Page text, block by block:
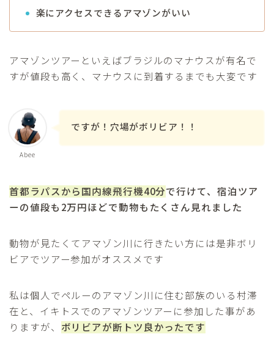
楽にアクセスできるアマゾンがいい
アマゾンツアーといえばブラジルのマナウスが有名で
すが値段も高く、マナウスに到着するまでも大変です
Abee
ですが！穴場がボリビア！！
首都ラパスから国内線飛行機40分で行けて、宿泊ツア
ーの値段も2万円ほどで動物もたくさん見れました
動物が見たくてアマゾン川に行きたい方には是非ボリ
ビアでツアー参加がオススメです
私は個人でペルーのアマゾン川に住む部族のいる村滞
在と、イキトスでのアマゾンツアーに参加した事があ
りますが、 ボリビアが断トツ良かったです